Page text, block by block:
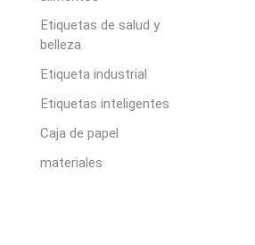
Etiquetas de salud y
belleza
Etiqueta industrial
Etiquetas inteligentes
Caja de papel
materiales